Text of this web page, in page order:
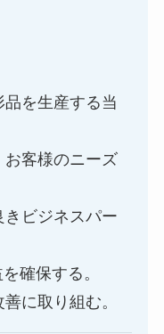
を生産する当
客様のニーズ
ビジネスパー
確保する。
に取り組む。